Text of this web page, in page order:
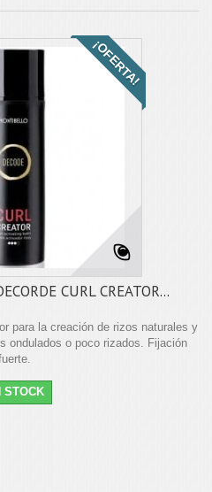
¡OFERTA!
CURL CREATOR...
para la creación de rizos naturales y
ondulados o poco rizados. Fijación
STOCK